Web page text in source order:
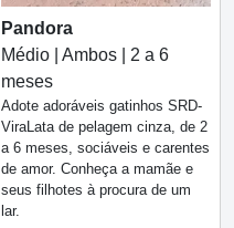
Pandora
Médio | Ambos | 2 a 6
meses
Adote adoráveis gatinhos SRD-
ViraLata de pelagem cinza, de 2
a 6 meses, sociáveis e carentes
de amor. Conheça a mamãe e
seus filhotes à procura de um
lar.